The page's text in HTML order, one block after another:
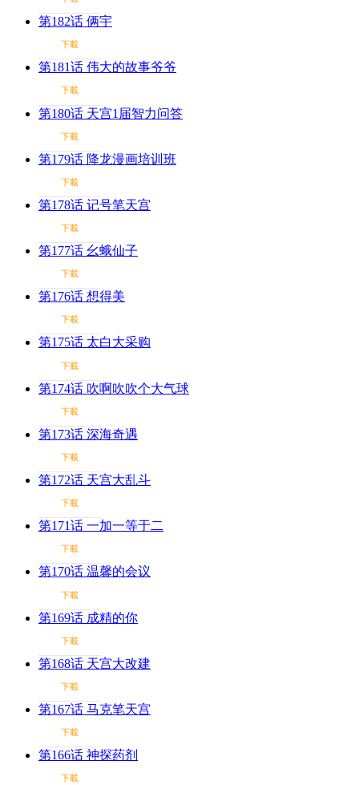
第182话 俩宇
下載
第181话 伟大的故事爷爷
下載
第180话 天宫1届智力问答
下載
第179话 降龙漫画培训班
下載
第178话 记号笔天宫
下載
第177话 幺蛾仙子
下載
第176话 想得美
下載
第175话 太白大采购
下載
第174话 吹啊吹吹个大气球
下載
第173话 深海奇遇
下載
第172话 天宫大乱斗
下載
第171话 一加一等于二
下載
第170话 温馨的会议
下載
第169话 成精的你
下載
第168话 天宫大改建
下載
第167话 马克笔天宫
下載
第166话 神探药剂
下載